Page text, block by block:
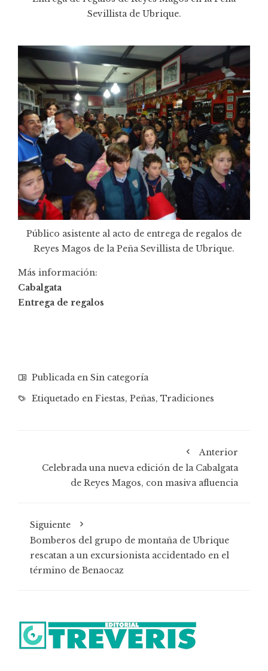
Sevillista de Ubrique.
Público asistente al acto de entrega de regalos de
Reyes Magos de la Peña Sevillista de Ubrique.
Más información:
Cabalgata
Entrega de regalos
Publicada en Sin categoría
Etiquetado en Fiestas, Peñas, Tradiciones
Anterior
Celebrada una nueva edición de la Cabalgata
de Reyes Magos, con masiva afluencia
Siguiente
Bomberos del grupo de montaña de Ubrique
rescatan a un excursionista accidentado en el
término de Benaocaz